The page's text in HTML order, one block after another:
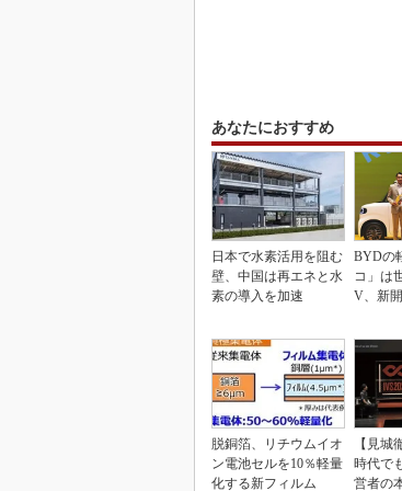
あなたにおすすめ
日本で水素活用を阻む
壁、中国は再エネと水
素の導入を加速
BYDの
コ」は
V、新
脱銅箔、リチウムイオ
ン電池セルを10％軽量
化する新フィルム
【見
時代で
営者の